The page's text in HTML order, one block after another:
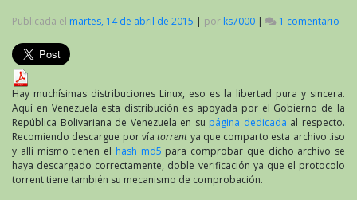
Publicada el martes, 14 de abril de 2015 | por ks7000 | 1 comentario
x86.
Hay muchísimas distribuciones Linux, eso es la libertad pura y sincera.
Aquí en Venezuela esta distribución es apoyada por el Gobierno de la
República Bolivariana de Venezuela en su página dedicada al respecto.
Recomiendo descargue por víatorrentya que comparto esta archivo .iso
y allí mismo tienen el hash md5 para comprobar que dicho archivo se
haya descargado correctamente, doble verificación ya que el protocolo
torrent tiene también su mecanismo de comprobación.